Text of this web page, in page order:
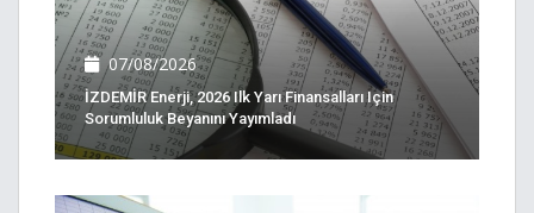
07/08/2026
İZDEMİR Enerji, 2026 Ilk Yarı Finansalları Için
Sorumluluk Beyanını Yayımladı